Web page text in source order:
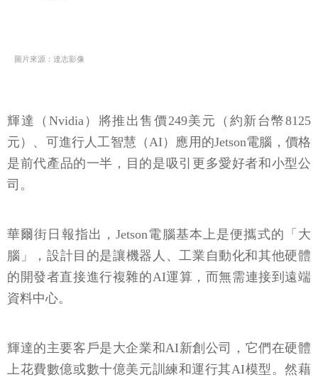
圖片來源：達志影像
輝達（Nvidia）將推出售價249美元（約新台幣8125
元）、可進行人工智慧（AI）應用的Jetson電腦，價格
是前代產品的一半，目的是吸引更多愛好者和小型公
司。
華爾街日報指出，Jetson電腦基本上是便攜式的「大
腦」，設計目的是讓機器人、工業自動化和其他硬體
的開發者直接進行複雜的AI運算，而無需連接到遠端
資料中心。
輝達的主要客戶是大企業和AI新創公司，它們在硬體
上花費數億或數十億美元訓練和運行其AI模型。然藉